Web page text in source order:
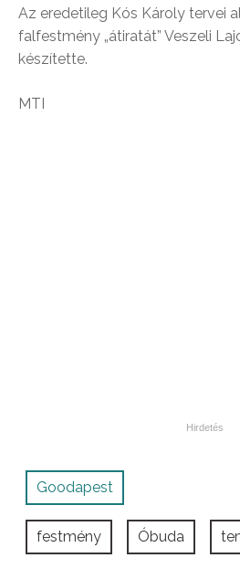
Az eredetileg Kós Károly tervei
falfestmény „átiratát” Veszeli
készítette.
MTI
Goodapest
festmény Óbuda